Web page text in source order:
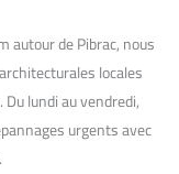
autour de Pibrac, nous
locales
lundi au vendredi,
urgents avec